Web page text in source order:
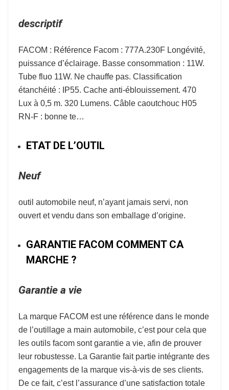
descriptif
FACOM : Référence Facom : 777A.230F Longévité,
puissance d’éclairage. Basse consommation : 11W.
Tube fluo 11W. Ne chauffe pas. Classification
étanchéité : IP55. Cache anti-éblouissement. 470
Lux à 0,5 m. 320 Lumens. Câble caoutchouc H05
RN-F : bonne te…
ETAT DE L’OUTIL
Neuf
outil automobile neuf, n’ayant jamais servi, non
ouvert et vendu dans son emballage d’origine.
GARANTIE FACOM COMMENT CA
MARCHE ?
Garantie a vie
La marque FACOM est une référence dans le monde
de l’outillage a main automobile, c’est pour cela que
les outils facom sont garantie a vie, afin de prouver
leur robustesse. La Garantie fait partie intégrante des
engagements de la marque vis-à-vis de ses clients.
De ce fait, c’est l’assurance d’une satisfaction totale